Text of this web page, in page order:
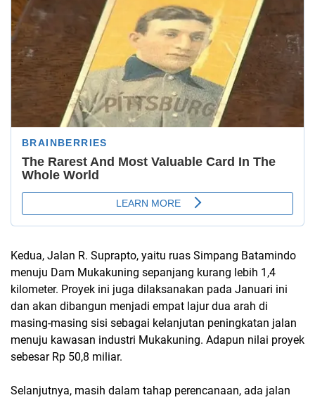
Kedua, Jalan R. Suprapto, yaitu ruas Simpang Batamindo
menuju Dam Mukakuning sepanjang kurang lebih 1,4
kilometer. Proyek ini juga dilaksanakan pada Januari ini
dan akan dibangun menjadi empat lajur dua arah di
masing-masing sisi sebagai kelanjutan peningkatan jalan
menuju kawasan industri Mukakuning. Adapun nilai proyek
sebesar Rp 50,8 miliar.
Selanjutnya, masih dalam tahap perencanaan, ada jalan